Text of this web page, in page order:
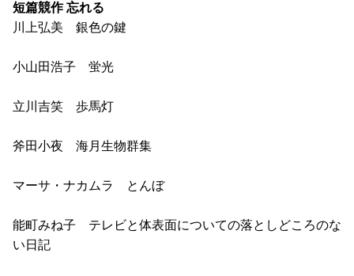
短篇競作 忘れる
川上弘美 銀色の鍵
小山田浩子 蛍光
立川吉笑 歩馬灯
斧田小夜 海月生物群集
マーサ・ナカムラ とんぼ
能町みね子 テレビと体表面についての落としどころのな
い日記